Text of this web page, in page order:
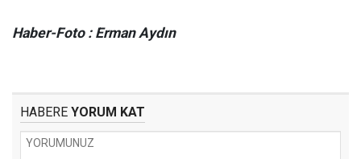
Haber-Foto : Erman Aydın
HABERE YORUM KAT